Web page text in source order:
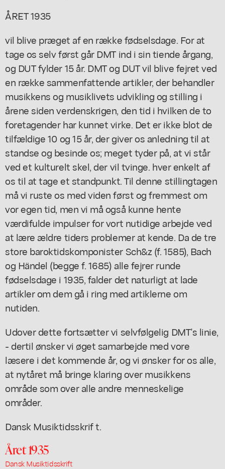
ÅRET 1935
vil blive præget af en række fødselsdage. For at
tage os selv først går DMT ind i sin tiende årgang,
og DUT fylder 15 år. DMT og DUT vil blive fejret ved
en række sammenfattende artikler, der behandler
musikkens og musiklivets udvikling og stilling i
årene siden verdenskrigen, den tid i hvilken de to
foretagender har kunnet virke. Det er ikke blot de
tilfældige 10 og 15 år, der giver os anledning til at
standse og besinde os; meget tyder på, at vi står
ved et kulturelt skel, der vil tvinge. hver enkelt af
os til at tage et standpunkt. Til denne stillingtagen
må vi ruste os med viden først og fremmest om
vor egen tid, men vi må også kunne hente
værdifulde impulser for vort nutidige arbejde ved
at lære ældre tiders problemer at kende. Da de tre
store baroktidskomponister Sch&z (f. 1585), Bach
og Händel (begge f. 1685) alle fejrer runde
fødselsdage i 1935, falder det naturligt at lade
artikler om dem gå i ring med artiklerne om
nutiden.
Udover dette fortsætter vi selvfølgelig DMT's linie,
- dertil ønsker vi øget samarbejde med vore
læsere i det kommende år, og vi ønsker for os alle,
at nytåret må bringe klaring over musikkens
område som over alle andre menneskelige
områder.
Dansk Musiktidsskrif t.
Året 1935
Dansk Musiktidsskrift